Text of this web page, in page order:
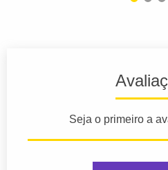
Seja o primeiro a